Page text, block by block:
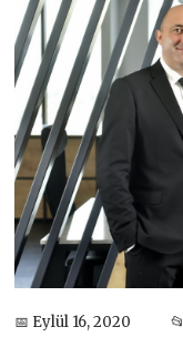
📅 Eylül 16, 2020